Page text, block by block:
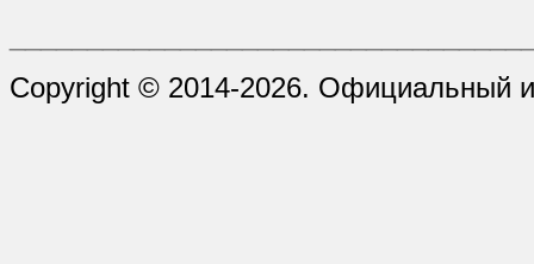
Copyright © 2014-2026. Официальный